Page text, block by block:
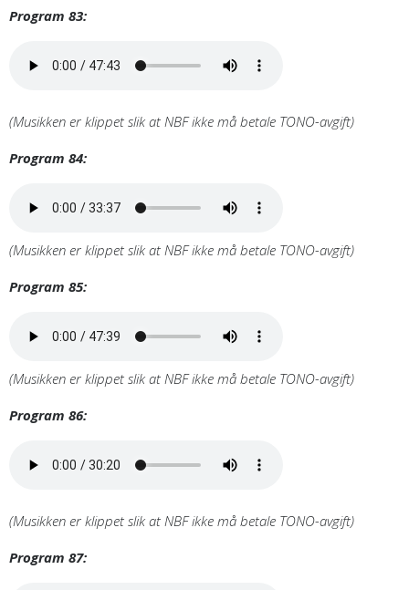
Program 83:
(Musikken er klippet slik at NBF ikke må betale TONO-avgift)
Program 84:
(Musikken er klippet slik at NBF ikke må betale TONO-avgift)
Program 85:
(Musikken er klippet slik at NBF ikke må betale TONO-avgift)
Program 86:
(Musikken er klippet slik at NBF ikke må betale TONO-avgift)
Program 87: